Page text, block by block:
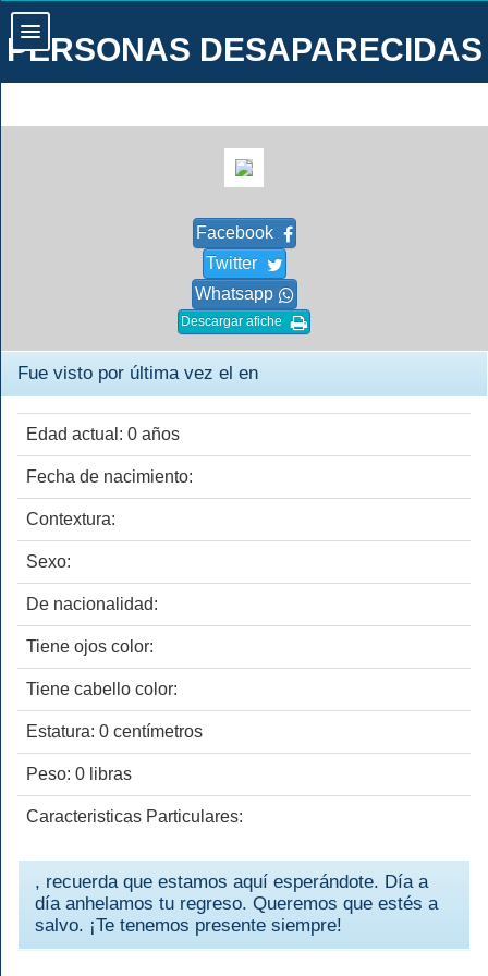
PERSONAS DESAPARECIDAS
Facebook
Twitter
Whatsapp
Descargar afiche
Fue visto por última vez el en
Edad actual: 0 años
Fecha de nacimiento:
Contextura:
Sexo:
De nacionalidad:
Tiene ojos color:
Tiene cabello color:
Estatura: 0 centímetros
Peso: 0 libras
Caracteristicas Particulares:
, recuerda que estamos aquí esperándote. Día a
día anhelamos tu regreso. Queremos que estés a
salvo. ¡Te tenemos presente siempre!